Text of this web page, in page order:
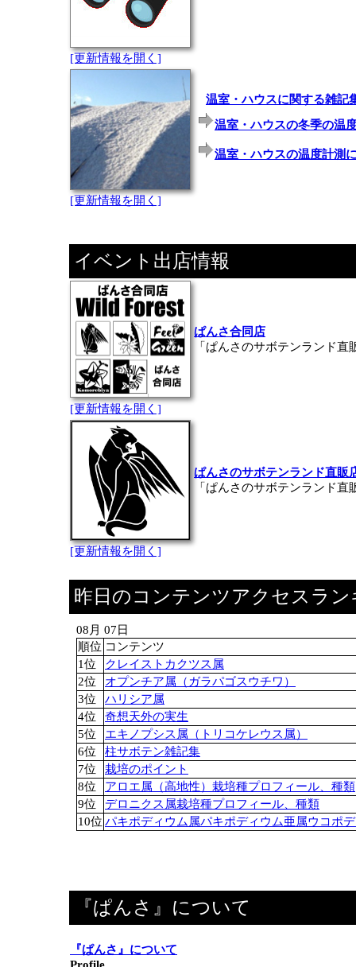
[更新情報を開く]
温室・ハウスに関する雑記
温室・ハウスの冬季の温
温室・ハウスの温度計測
[更新情報を開く]
イベント出店情報
ぱんさ合同店
「ぱんさのサボテンランド
[更新情報を開く]
ぱんさのサボテンランド直販
「ぱんさのサボテンランド
[更新情報を開く]
昨日のコンテンツアクセスラン
『ぱんさ』について
『ぱんさ』について
Profile